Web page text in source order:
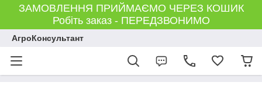
ЗАМОВЛЕННЯ ПРИЙМАЄМО ЧЕРЕЗ КОШИК
Робіть заказ - ПЕРЕДЗВОНИМО
АгроКонсультант